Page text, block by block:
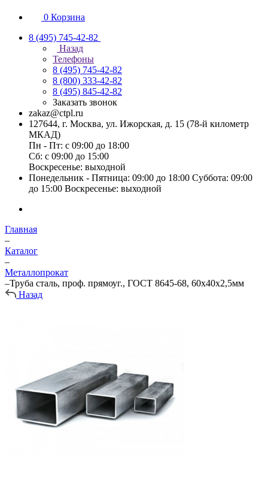
0 Корзина
8 (495) 745-42-82
Назад
Телефоны
8 (495) 745-42-82
8 (800) 333-42-82
8 (495) 845-42-82
Заказать звонок
zakaz@ctpl.ru
127644, г. Москва, ул. Ижорская, д. 15 (78-й километр
МКАД)
Пн - Пт: с 09:00 до 18:00
Сб: с 09:00 до 15:00
Воскресенье: выходной
Понедельник - Пятница: 09:00 до 18:00 Суббота: 09:00
до 15:00 Воскресенье: выходной
Главная
–
Каталог
–
Металлопрокат
–Труба сталь, проф. прямоуг., ГОСТ 8645-68, 60х40х2,5мм
Назад